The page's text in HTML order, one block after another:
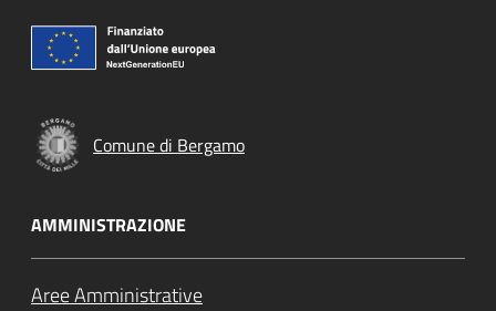
Comune di Bergamo
AMMINISTRAZIONE
Aree Amministrative